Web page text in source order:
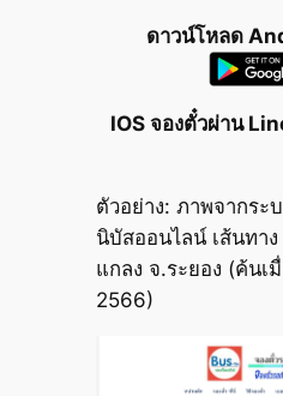
ดาวน์โหลด
IOS จองตั๋วผ่าน
ตัวอย่าง: ภาพจากระ
นิบัสออนไลน์ เส้นทาง
แกลง จ.ระยอง (ค้นเ
2566)